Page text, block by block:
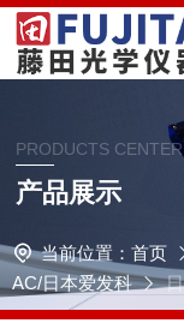
PRODUCTS CENTER
产品展示
当前位置： 首页
AC/日本爱发科